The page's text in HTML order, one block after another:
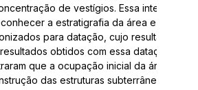
de vestígios. Essa intervenção
a estratigrafia da área e a coleta
para datação, cujo resultado foi
obtidos com essa datação
que a ocupação inicial da área foi
das estruturas subterrâneas pelos
com recursos da Lei Complementar
Gustavo"